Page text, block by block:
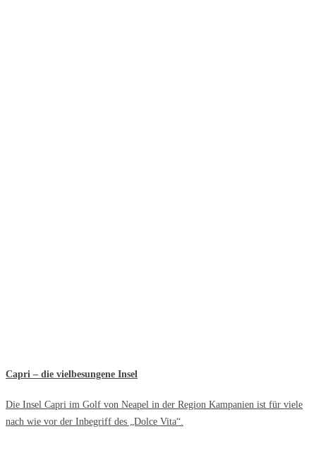
Capri – die vielbesungene Insel
Die Insel Capri im Golf von Neapel in der Region Kampanien ist für viele
nach wie vor der Inbegriff des „Dolce Vita“.